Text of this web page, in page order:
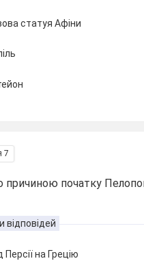
статуя Афіни
7
причиною початку
відповідей
Персії на Грецію